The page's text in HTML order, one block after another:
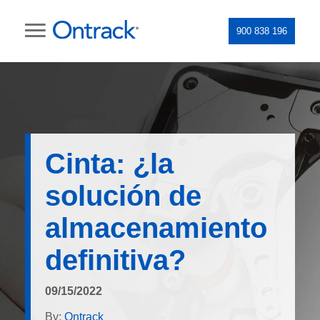
900 838 196
Cinta: ¿la
solución de
almacenamiento
definitiva?
09/15/2022
By: Ontrack